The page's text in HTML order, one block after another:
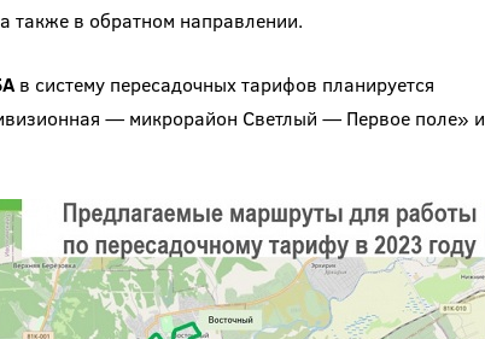
также в обратном направлении.
в систему пересадочных тарифов планируется
— микрорайон Светлый — Первое поле» и